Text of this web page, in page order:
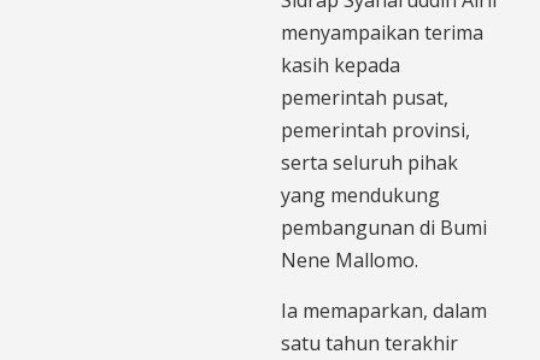
menyampaikan terima
kasih kepada
pemerintah pusat,
pemerintah provinsi,
serta seluruh pihak
yang mendukung
pembangunan di Bumi
Nene Mallomo.
Ia memaparkan, dalam
satu tahun terakhir